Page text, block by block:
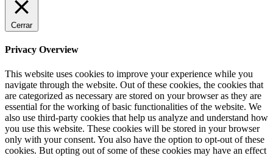
Cerrar
Privacy Overview
This website uses cookies to improve your experience while you
navigate through the website. Out of these cookies, the cookies that
are categorized as necessary are stored on your browser as they are
essential for the working of basic functionalities of the website. We
also use third-party cookies that help us analyze and understand how
you use this website. These cookies will be stored in your browser
only with your consent. You also have the option to opt-out of these
cookies. But opting out of some of these cookies may have an effect